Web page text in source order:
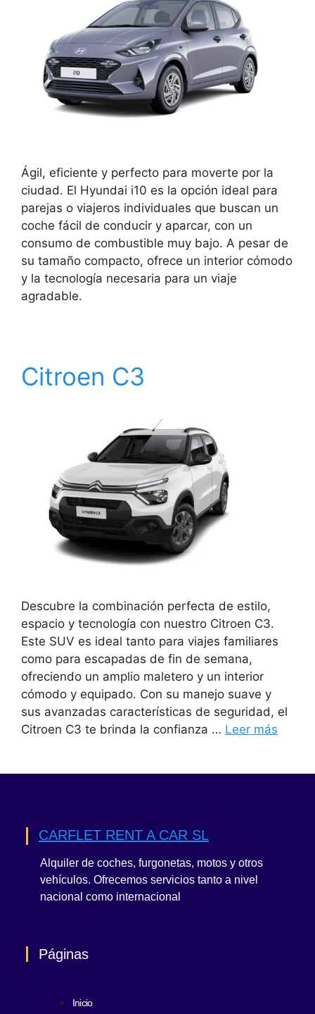
Ágil, eficiente y perfecto para moverte por la
ciudad. El Hyundai i10 es la opción ideal para
parejas o viajeros individuales que buscan un
coche fácil de conducir y aparcar, con un
consumo de combustible muy bajo. A pesar de
su tamaño compacto, ofrece un interior cómodo
y la tecnología necesaria para un viaje
agradable.
Citroen C3
Descubre la combinación perfecta de estilo,
espacio y tecnología con nuestro Citroen C3.
Este SUV es ideal tanto para viajes familiares
como para escapadas de fin de semana,
ofreciendo un amplio maletero y un interior
cómodo y equipado. Con su manejo suave y
sus avanzadas características de seguridad, el
Citroen C3 te brinda la confianza … Leer más
CARFLET RENT A CAR SL
Alquiler de coches, furgonetas, motos y otros
vehículos. Ofrecemos servicios tanto a nivel
nacional como internacional
Páginas
Inicio